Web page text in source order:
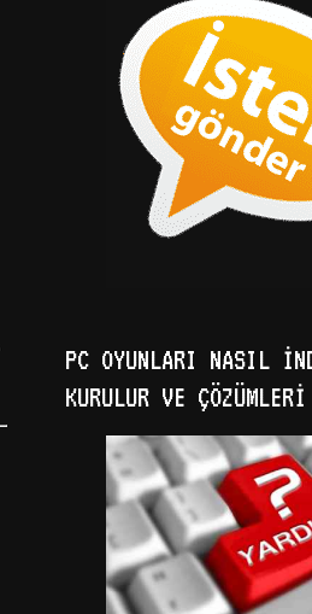
PC OYUNLARI NASIL
KURULUR VE